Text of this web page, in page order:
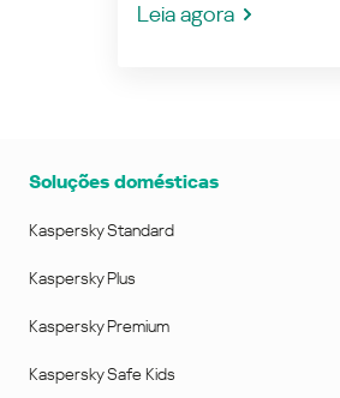
Leia agora
Soluções domésticas
Kaspersky Standard
Kaspersky Plus
Kaspersky Premium
Kaspersky Safe Kids